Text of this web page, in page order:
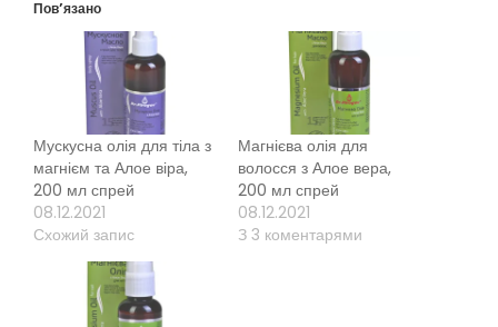
Пов’язано
Мускусна олія для тіла з
магнієм та Алое віра,
200 мл спрей
08.12.2021
Схожий запис
Магнієва олія для
волосся з Алое вера,
200 мл спрей
08.12.2021
З 3 коментарями